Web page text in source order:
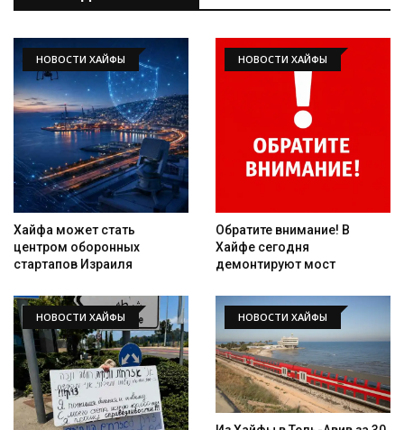
НОВОСТИ ХАЙФЫ
Хайфа может стать
центром оборонных
стартапов Израиля
НОВОСТИ ХАЙФЫ
Обратите внимание! В
Хайфе сегодня
демонтируют мост
НОВОСТИ ХАЙФЫ НОВОСТИ ХАЙФЫ